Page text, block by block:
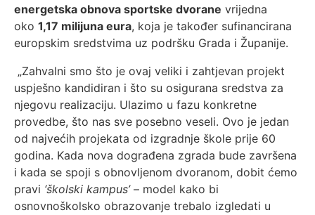
energetska obnova sportske dvorane vrijedna
oko 1,17 milijuna eura, koja je također sufinancirana
europskim sredstvima uz podršku Grada i Županije.
„Zahvalni smo što je ovaj veliki i zahtjevan projekt
uspješno kandidiran i što su osigurana sredstva za
njegovu realizaciju. Ulazimo u fazu konkretne
provedbe, što nas sve posebno veseli. Ovo je jedan
od najvećih projekata od izgradnje škole prije 60
godina. Kada nova dograđena zgrada bude završena
i kada se spoji s obnovljenom dvoranom, dobit ćemo
pravi ‘školski kampus’– model kako bi
osnovnoškolsko obrazovanje trebalo izgledati u